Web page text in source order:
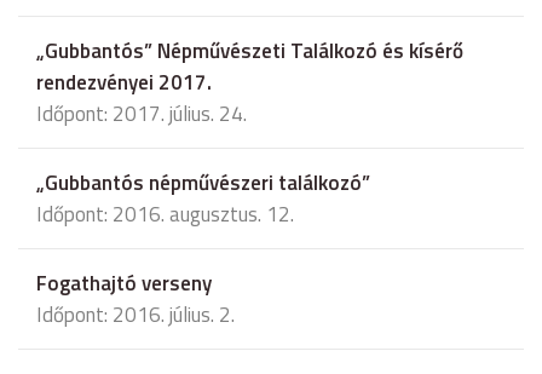
„Gubbantós” Népművészeti Találkozó és kísérő
rendezvényei 2017.
Időpont: 2017. július. 24.
„Gubbantós népművészeri találkozó”
Időpont: 2016. augusztus. 12.
Fogathajtó verseny
Időpont: 2016. július. 2.